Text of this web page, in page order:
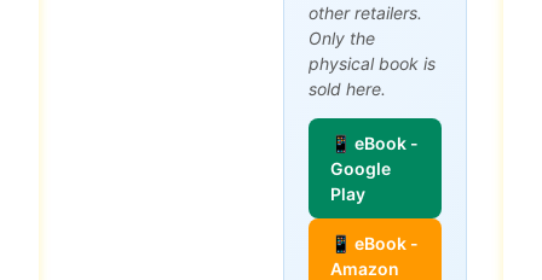
other retailers.
Only the
physical book is
sold here.
📱 eBook -
Google
Play
📱 eBook -
Amazon